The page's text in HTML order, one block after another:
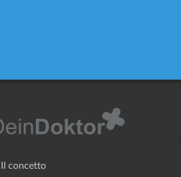
Il concetto